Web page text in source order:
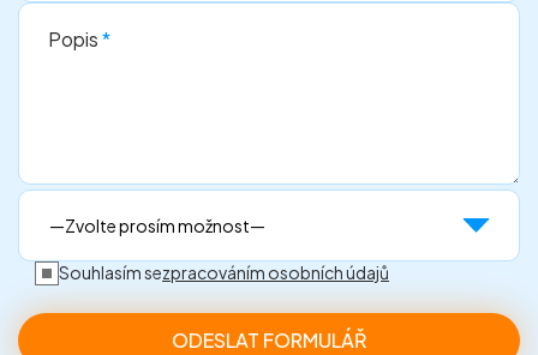
Popis*
Souhlasím sezpracováním osobních údajů